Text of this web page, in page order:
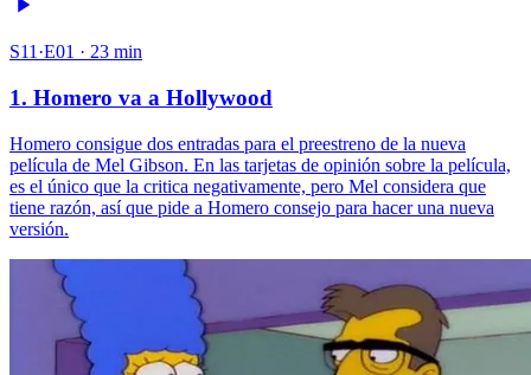
S11·E01 · 23 min
1. Homero va a Hollywood
Homero consigue dos entradas para el preestreno de la nueva
película de Mel Gibson. En las tarjetas de opinión sobre la película,
es el único que la critica negativamente, pero Mel considera que
tiene razón, así que pide a Homero consejo para hacer una nueva
versión.